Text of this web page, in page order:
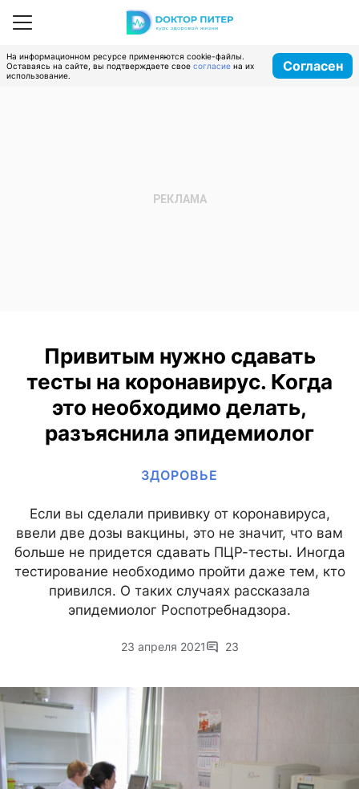
На информационном ресурсе применяются cookie-файлы.
Оставаясь на сайте, вы подтверждаете свое согласие на их
использование.
Согласен
Привитым нужно сдавать
тесты на коронавирус. Когда
это необходимо делать,
разъяснила эпидемиолог
ЗДОРОВЬЕ
Если вы сделали прививку от коронавируса,
ввели две дозы вакцины, это не значит, что вам
больше не придется сдавать ПЦР-тесты. Иногда
тестирование необходимо пройти даже тем, кто
привился. О таких случаях рассказала
эпидемиолог Роспотребнадзора.
23 апреля 2021 23